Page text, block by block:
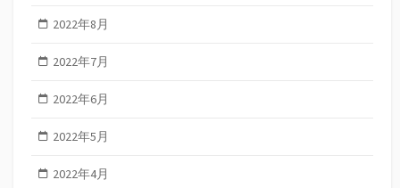
2022年8月
2022年7月
2022年6月
2022年5月
2022年4月